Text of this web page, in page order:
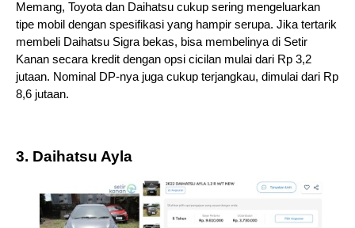
Memang, Toyota dan Daihatsu cukup sering mengeluarkan
tipe mobil dengan spesifikasi yang hampir serupa. Jika tertarik
membeli Daihatsu Sigra bekas, bisa membelinya di Setir
Kanan secara kredit dengan opsi cicilan mulai dari Rp 3,2
jutaan. Nominal DP-nya juga cukup terjangkau, dimulai dari Rp
8,6 jutaan.
3. Daihatsu Ayla